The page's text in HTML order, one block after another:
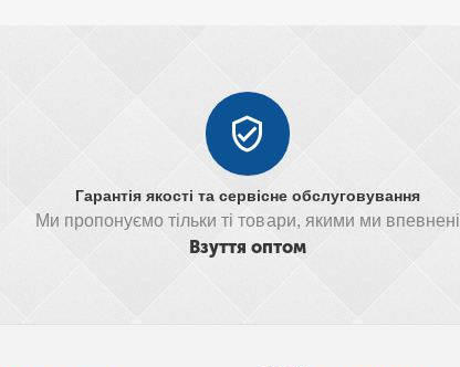
Гарантія якості та сервісне обслуговування
Ми пропонуємо тільки ті товари, якими ми впевнені
Взуття оптом